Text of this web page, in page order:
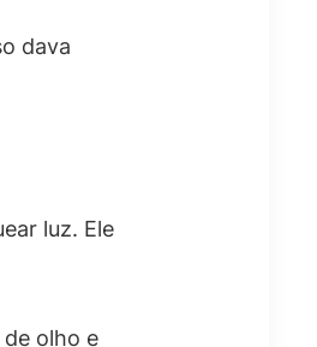
dava
luz. Ele
olho e